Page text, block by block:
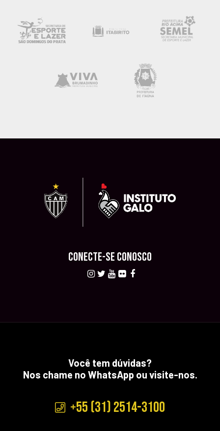
CONECTE-SE CONOSCO
Você tem dúvidas?
Nos chame no WhatsApp ou visite-nos.
+55 (31) 2514-3100